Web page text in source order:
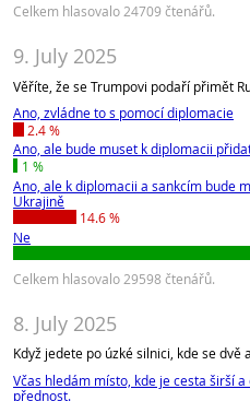
Celkem hlasovalo 24709 čtenářů.
9. July 2025
Věříte, že se Trumpovi podaří přimět
Ano, zvládne to s pomocí diplomacie
2.4 %
Ano, ale bude muset k diplomacii
1 %
Ano, ale k diplomacii a sankcím bude
Ukrajině
14.6 %
Ne
Celkem hlasovalo 29598 čtenářů.
8. July 2025
Když jedete po úzké silnici, kde se dvě
Včas hledám místo, kde je cesta širší
přednost.